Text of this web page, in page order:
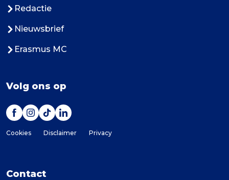
Redactie
Nieuwsbrief
Erasmus MC
Volg ons op
Cookies Disclaimer Privacy
Contact